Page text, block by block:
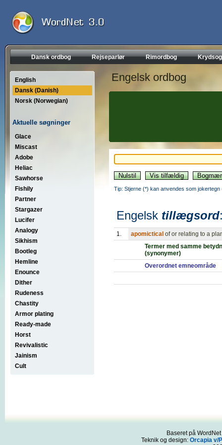
Dansk ordbog Rejseparlør Rimordbog
English
Dansk (Danish)
Norsk (Norwegian)
Aktuelle søgninger
Glace
Miscast
Adobe
Heliac
Sawhorse
Fishily
Partner
Stargazer
Lucifer
Analogy
Sikhism
Bootleg
Hemline
Enounce
Dither
Rudeness
Chastity
Armor plating
Ready-made
Horst
Revivalistic
Jainism
Cult
Engelsk ordbog
Tip: Stjerne (*) kan anvendes som
Engelsk tillægsord
1. apomictical of or relating to a
Termer med samme
(synonymer)
Overordnet emneområde
Baseret på
Teknik og design: Orcapia v/